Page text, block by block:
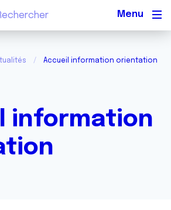
Accueil information orientation
information